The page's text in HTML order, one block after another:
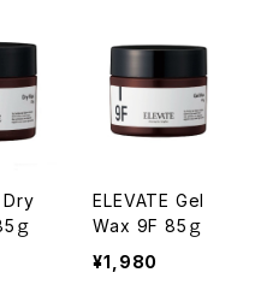
Dry
ｇ
ELEVATE Gel
Wax 9F 85ｇ
¥1,980